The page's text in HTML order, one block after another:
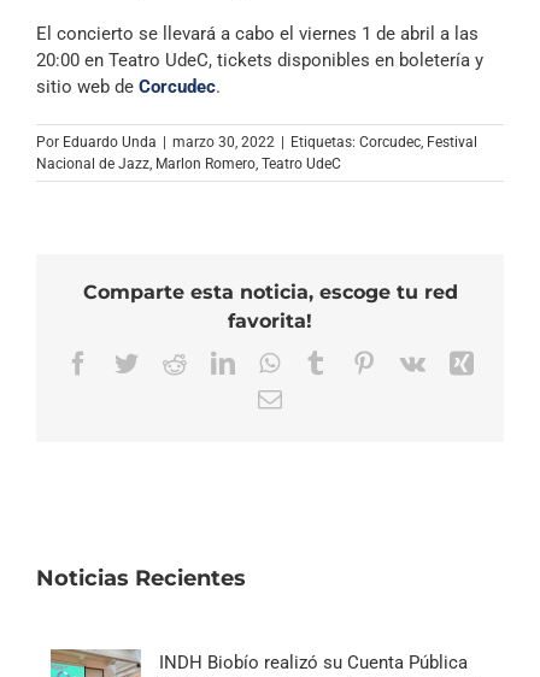
El concierto se llevará a cabo el viernes 1 de abril a las
20:00 en Teatro UdeC, tickets disponibles en boletería y
sitio web de Corcudec.
Por Eduardo Unda marzo 30, 2022 Etiquetas: Corcudec, Festival
Nacional de Jazz, Marlon Romero, Teatro UdeC
Comparte esta noticia, escoge tu red
favorita!
Facebook
TwitterRedditLinkedInWhatsApp
TumblrPinterest
Vk
Correo
Noticias Recientes
INDH Biobío realizó su Cuenta Pública